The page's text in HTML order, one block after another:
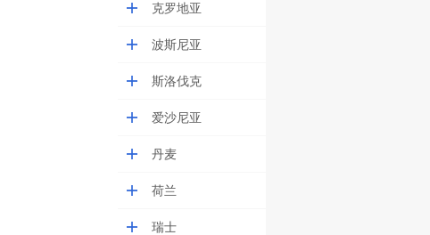
克罗地亚
波斯尼亚
斯洛伐克
爱沙尼亚
丹麦
荷兰
瑞士